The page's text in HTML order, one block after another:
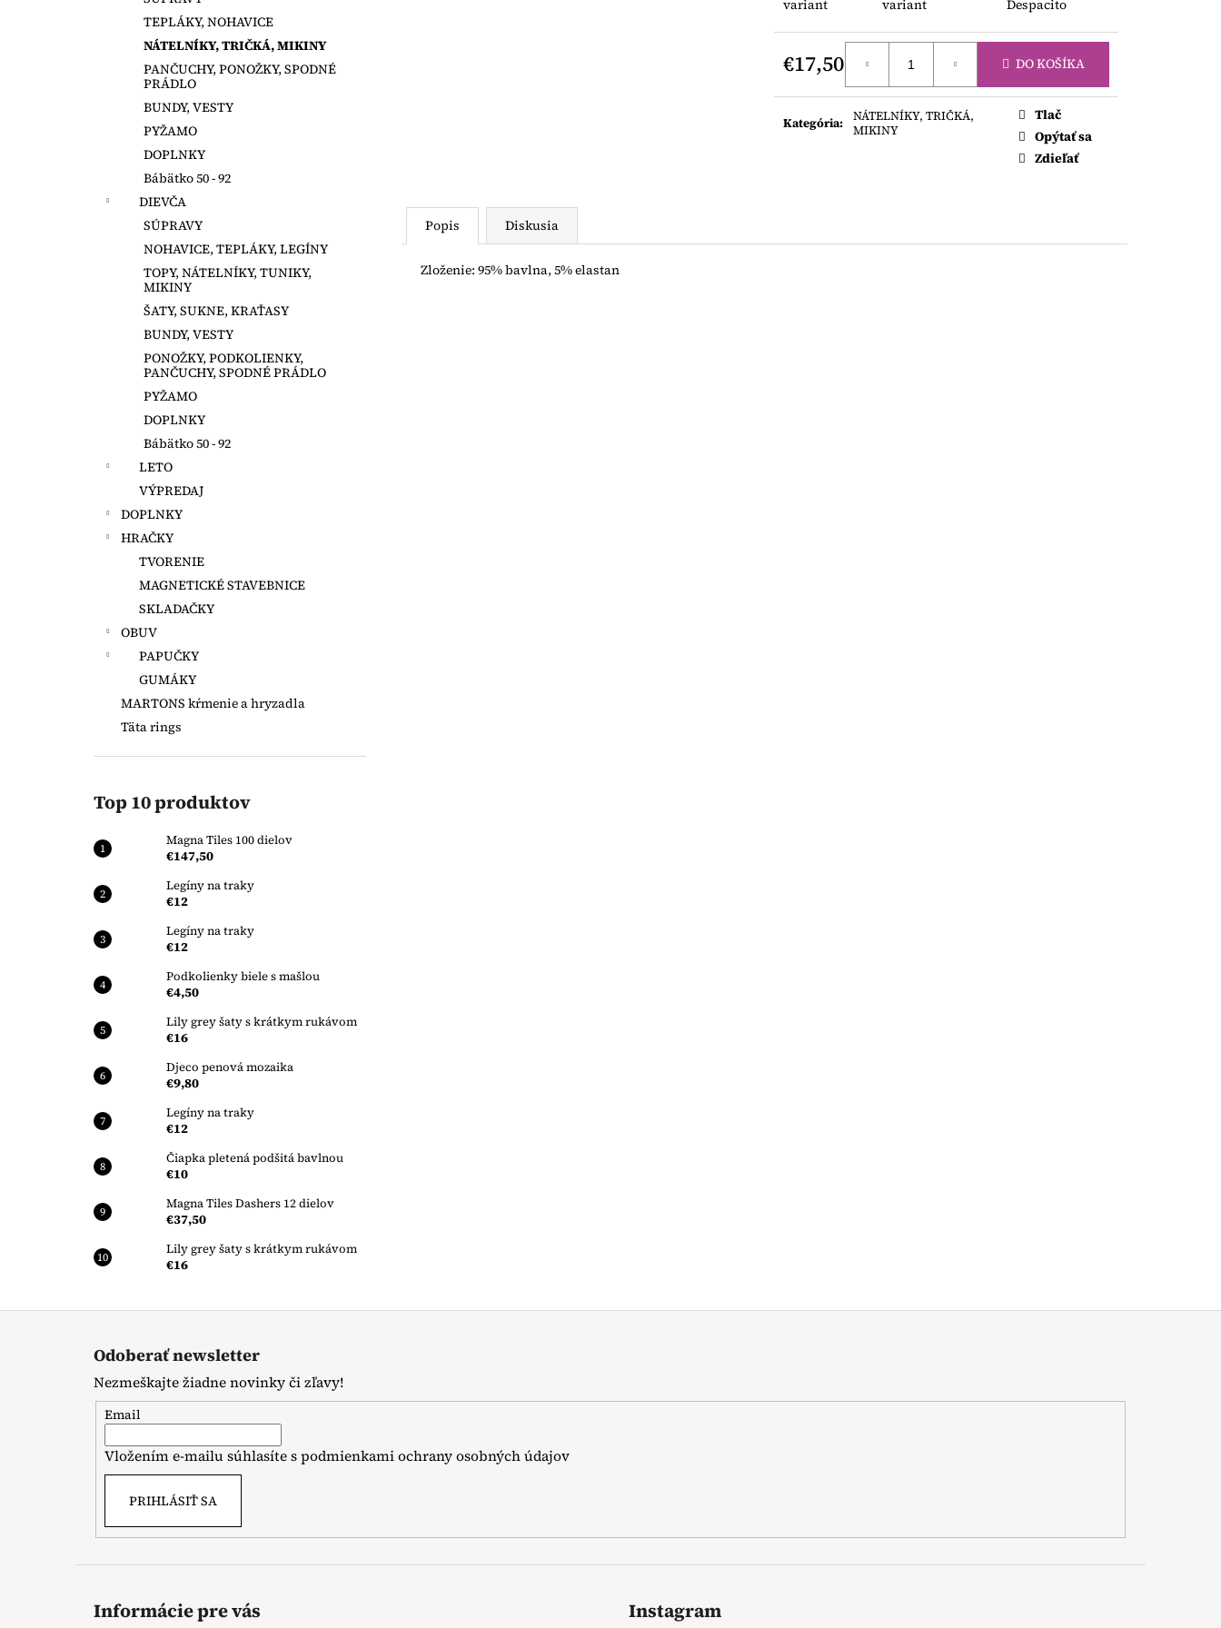
TEPLÁKY, NOHAVICE
NÁTELNÍKY, TRIČKÁ, MIKINY
PANČUCHY, PONOŽKY, SPODNÉ
PRÁDLO
BUNDY, VESTY
PYŽAMO
DOPLNKY
Bábätko 50 - 92
DIEVČA
SÚPRAVY
NOHAVICE, TEPLÁKY, LEGÍNY
TOPY, NÁTELNÍKY, TUNIKY,
MIKINY
ŠATY, SUKNE, KRAŤASY
BUNDY, VESTY
PONOŽKY, PODKOLIENKY,
PANČUCHY, SPODNÉ PRÁDLO
PYŽAMO
DOPLNKY
Bábätko 50 - 92
LETO
VÝPREDAJ
DOPLNKY
HRAČKY
TVORENIE
MAGNETICKÉ STAVEBNICE
SKLADAČKY
OBUV
PAPUČKY
GUMÁKY
MARTONS kŕmenie a hryzadla
Täta rings
Top 10 produktov
Magna Tiles 100 dielov
€147,50
Legíny na traky
€12
Legíny na traky
€12
Podkolienky biele s mašlou
€4,50
Lily grey šaty s krátkym rukávom
€16
Djeco penová mozaika
€9,80
Legíny na traky
€12
Čiapka pletená podšitá bavlnou
€10
Magna Tiles Dashers 12 dielov
€37,50
Lily grey šaty s krátkym rukávom
€16
variant
variant
Despacito
€17,50
Jednotková
cena:
DO KOŠÍKA
Kategória:
NÁTELNÍKY, TRIČKÁ,
MIKINY
Tlač
Opýtať sa
Zdieľať
Popis Diskusia
Zloženie: 95% bavlna, 5% elastan
€147,50
Odoberať newsletter
Nezmeškajte žiadne novinky či zľavy!
Email
Vložením e-mailu súhlasíte spodmienkami ochrany osobných údajov
PRIHLÁSIŤ SA
Informácie pre vás Instagram